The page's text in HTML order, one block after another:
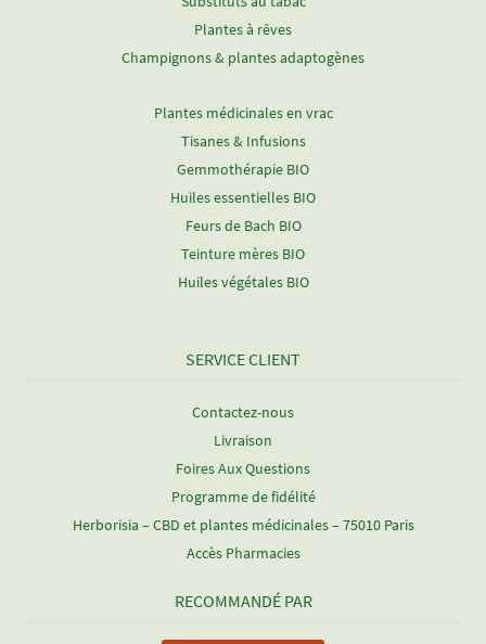
Plantes à rêves
Champignons & plantes adaptogènes
Plantes médicinales en vrac
Tisanes & Infusions
Gemmothérapie BIO
Huiles essentielles BIO
Feurs de Bach BIO
Teinture mères BIO
Huiles végétales BIO
SERVICE CLIENT
Contactez-nous
Livraison
Foires Aux Questions
Programme de fidélité
Herborisia – CBD et plantes médicinales – 75010 Paris
Accès Pharmacies
RECOMMANDÉ PAR